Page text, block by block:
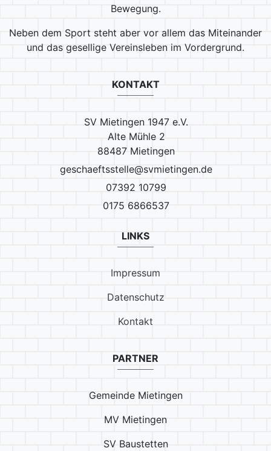
Bewegung.
Neben dem Sport steht aber vor allem das Miteinander
und das gesellige Vereinsleben im Vordergrund.
KONTAKT
SV Mietingen 1947 e.V.
Alte Mühle 2
88487 Mietingen
geschaeftsstelle@svmietingen.de
07392 10799
0175 6866537
LINKS
Impressum
Datenschutz
Kontakt
PARTNER
Gemeinde Mietingen
MV Mietingen
SV Baustetten